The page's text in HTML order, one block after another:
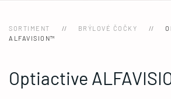
SORTIMENT BRÝLOVÉ ČOČKY
ALFAVISION™
Optiactive